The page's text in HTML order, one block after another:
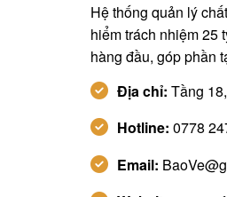
Hệ thống quản lý
hiểm trách nhiệm 25
hàng đầu, góp phần
Địa chỉ: Tầng
Hotline: 0778
Email: